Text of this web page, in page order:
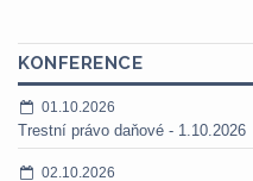
KONFERENCE
01.10.2026
Trestní právo daňové - 1.10.2026
02.10.2026